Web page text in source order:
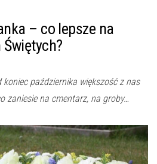
– co lepsze na
października większość z nas
zaniesie na cmentarz, na groby…